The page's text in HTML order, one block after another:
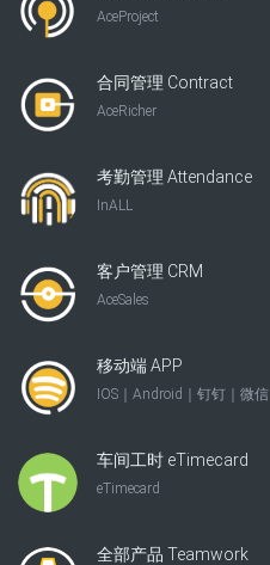
AceProject
合同管理 Contract
AceRicher
考勤管理 Attendance
InALL
客户管理 CRM
AceSales
移动端 APP
IOS｜Android｜钉钉｜微信
车间工时 eTimecard
eTimecard
全部产品 Teamwork